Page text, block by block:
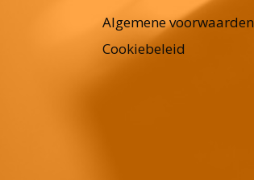
Algemene voorwaarden
Cookiebeleid